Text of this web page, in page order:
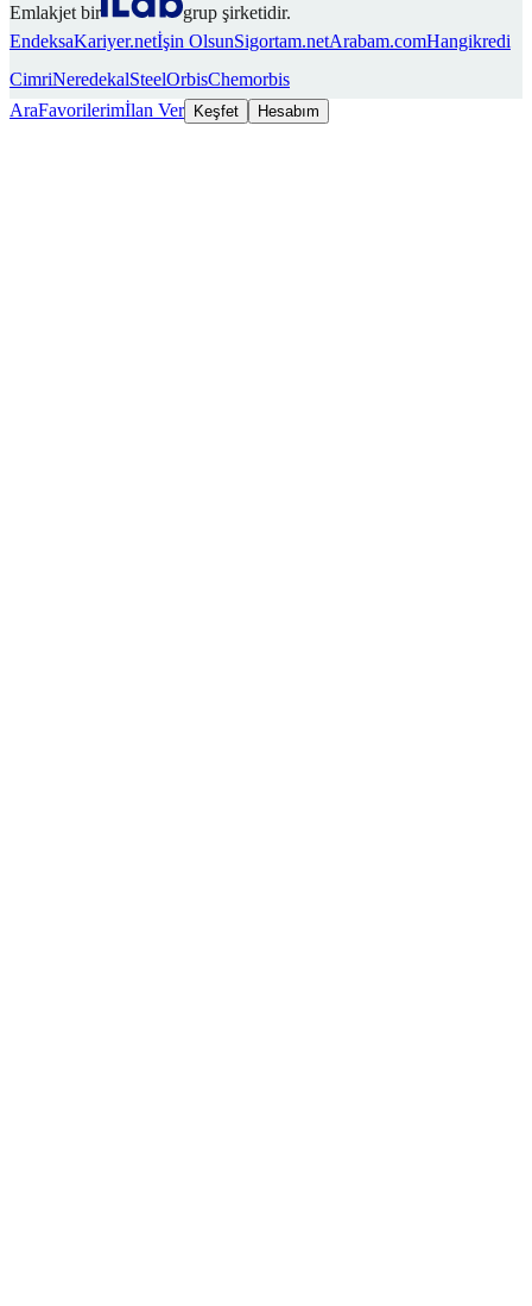
Emlakjet bir
grup şirketidir.
EndeksaKariyer.netİşin OlsunSigortam.netArabam.comHangikredi
CimriNeredekalSteelOrbisChemorbis
AraFavorilerimİlan Ver Keşfet Hesabım